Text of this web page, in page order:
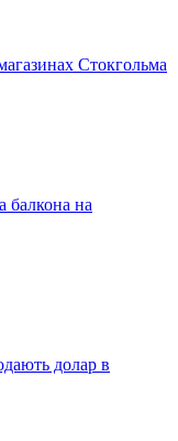
Стокгольма
балкона на
долар в